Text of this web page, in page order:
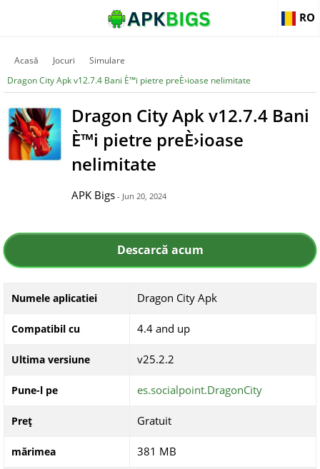
RO
Acasă Jocuri
Simulare
Dragon City Apk v12.7.4 Bani È™i pietre preÈ›ioase nelimitate
Dragon City Apk v12.7.4 Bani
È™i pietre preÈ›ioase
nelimitate
APK Bigs - Jun 20, 2024
Descarcă acum
Numele aplicatiei Dragon City Apk
Compatibil cu 4.4 and up
Ultima versiune v25.2.2
Pune-l pe es.socialpoint.DragonCity
Preț Gratuit
mărimea 381 MB